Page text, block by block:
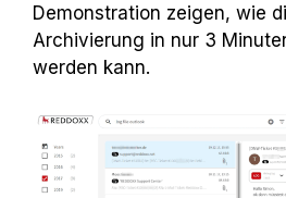
Demonstration zeigen, wie
Archivierung in nur 3
werden kann.